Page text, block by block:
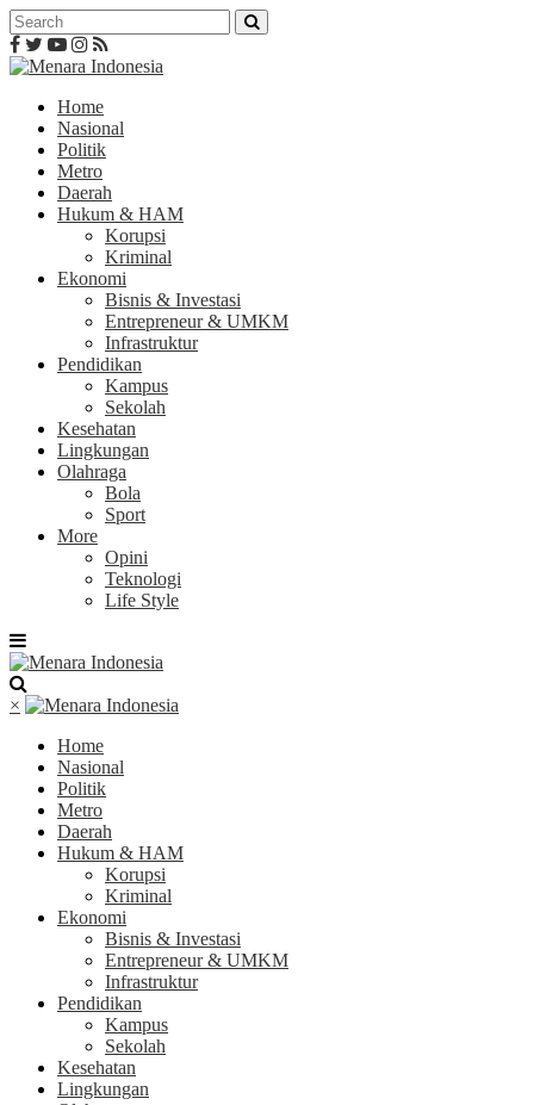
Home
Nasional
Politik
Metro
Daerah
Hukum & HAM
Korupsi
Kriminal
Ekonomi
Bisnis & Investasi
Entrepreneur & UMKM
Infrastruktur
Pendidikan
Kampus
Sekolah
Kesehatan
Lingkungan
Olahraga
Bola
Sport
More
Opini
Teknologi
Life Style
×
Home
Nasional
Politik
Metro
Daerah
Hukum & HAM
Korupsi
Kriminal
Ekonomi
Bisnis & Investasi
Entrepreneur & UMKM
Infrastruktur
Pendidikan
Kampus
Sekolah
Kesehatan
Lingkungan